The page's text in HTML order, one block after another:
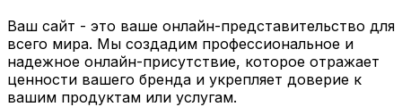
Ваш сайт - это ваше онлайн-представительство для
всего мира. Мы создадим профессиональное и
надежное онлайн-присутствие, которое отражает
ценности вашего бренда и укрепляет доверие к
вашим продуктам или услугам.